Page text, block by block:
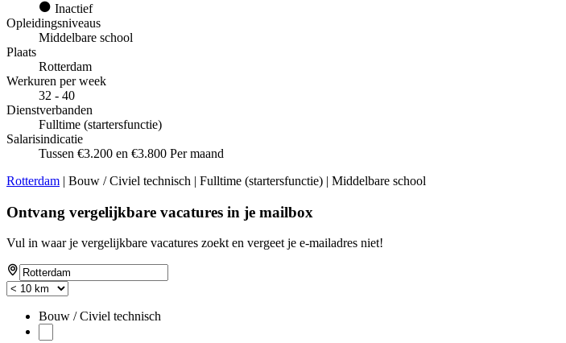
Inactief
Opleidingsniveaus
Middelbare school
Plaats
Rotterdam
Werkuren per week
32 - 40
Dienstverbanden
Fulltime (startersfunctie)
Salarisindicatie
Tussen €3.200 en €3.800 Per maand
Rotterdam | Bouw / Civiel technisch | Fulltime (startersfunctie) | Middelbare school
Ontvang vergelijkbare vacatures in je mailbox
Vul in waar je vergelijkbare vacatures zoekt en vergeet je e-mailadres niet!
Bouw / Civiel technisch